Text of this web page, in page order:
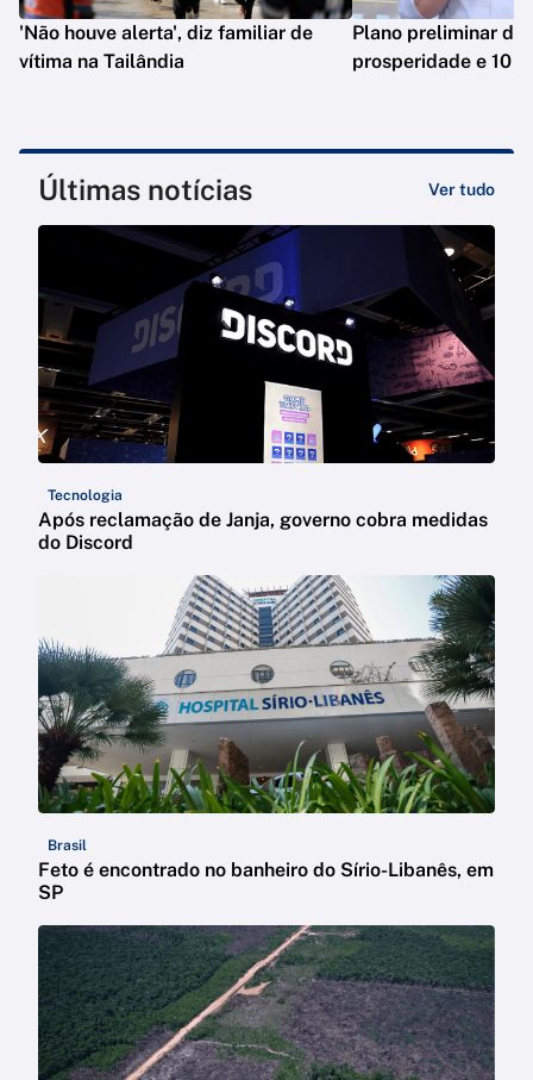
'Não houve alerta', diz familiar de
vítima na Tailândia
Plano preliminar de
prosperidade e 10
Últimas notícias Ver tudo
Tecnologia
Após reclamação de Janja, governo cobra medidas
do Discord
Brasil
Feto é encontrado no banheiro do Sírio-Libanês, em
SP